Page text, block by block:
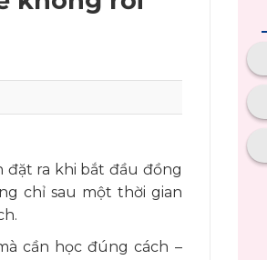
ra khi bắt đầu đồng
chỉ sau một thời gian
cần học đúng cách –